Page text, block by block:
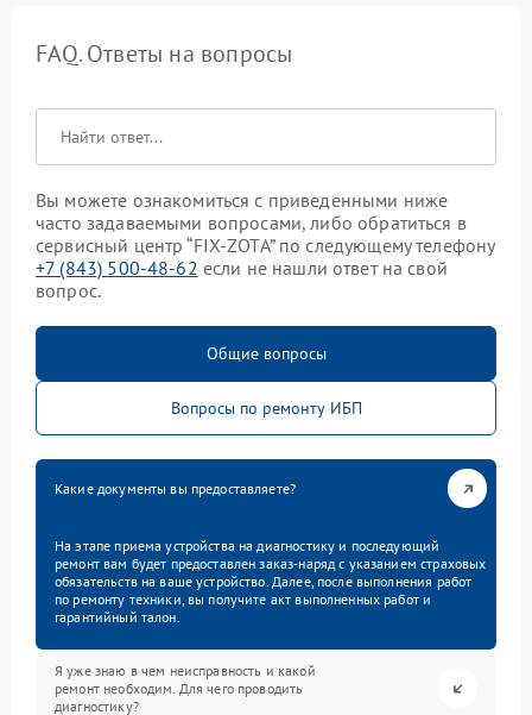
FAQ. Ответы на вопросы
Вы можете ознакомиться с приведенными ниже
часто задаваемыми вопросами, либо обратиться в
сервисный центр “FIX-ZOTA” по следующему телефону
+7 (843) 500-48-62 если не нашли ответ на свой
вопрос.
Общие вопросы
Вопросы по ремонту ИБП
Какие документы вы предоставляете?
На этапе приема устройства на диагностику и последующий
ремонт вам будет предоставлен заказ-наряд с указанием страховых
обязательств на ваше устройство. Далее, после выполнения работ
по ремонту техники, вы получите акт выполненных работ и
гарантийный талон.
Я уже знаю в чем неисправность и какой
ремонт необходим. Для чего проводить
диагностику?